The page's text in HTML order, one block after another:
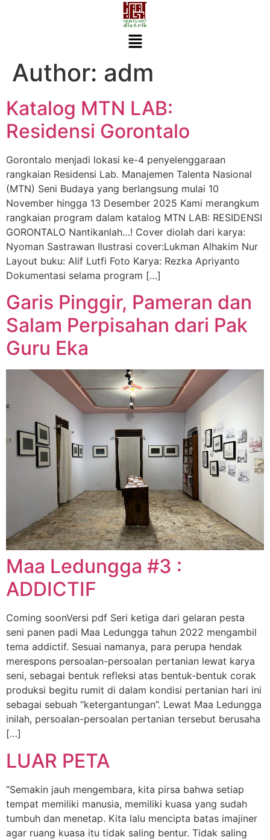
Author: adm
Katalog MTN LAB:
Residensi Gorontalo
Gorontalo menjadi lokasi ke-4 penyelenggaraan
rangkaian Residensi Lab. Manajemen Talenta Nasional
(MTN) Seni Budaya yang berlangsung mulai 10
November hingga 13 Desember 2025 Kami merangkum
rangkaian program dalam katalog MTN LAB: RESIDENSI
GORONTALO Nantikanlah…! Cover diolah dari karya:
Nyoman Sastrawan Ilustrasi cover:Lukman Alhakim Nur
Layout buku: Alif Lutfi Foto Karya: Rezka Apriyanto
Dokumentasi selama program […]
Garis Pinggir, Pameran dan
Salam Perpisahan dari Pak
Guru Eka
Maa Ledungga #3 :
ADDICTIF
Coming soonVersi pdf Seri ketiga dari gelaran pesta
seni panen padi Maa Ledungga tahun 2022 mengambil
tema addictif. Sesuai namanya, para perupa hendak
merespons persoalan-persoalan pertanian lewat karya
seni, sebagai bentuk refleksi atas bentuk-bentuk corak
produksi begitu rumit di dalam kondisi pertanian hari ini
sebagai sebuah “ketergantungan”. Lewat Maa Ledungga
inilah, persoalan-persoalan pertanian tersebut berusaha
[…]
LUAR PETA
“Semakin jauh mengembara, kita pirsa bahwa setiap
tempat memiliki manusia, memiliki kuasa yang sudah
tumbuh dan menetap. Kita lalu mencipta batas imajiner
agar ruang kuasa itu tidak saling bentur. Tidak saling